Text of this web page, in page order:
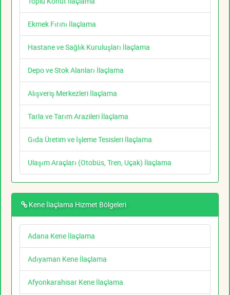
Ekmek Fırını İlaçlama
Hastane ve Sağlık Kuruluşları İlaçlama
Depo ve Stok Alanları İlaçlama
Alışveriş Merkezleri İlaçlama
Tarla ve Tarım Arazileri İlaçlama
Gıda Üretim ve İşleme Tesisleri İlaçlama
Ulaşım Araçları (Otobüs, Tren, Uçak) İlaçlama
Kene İlaçlama Hizmet Bölgeleri
Adana Kene İlaçlama
Adıyaman Kene İlaçlama
Afyonkarahisar Kene İlaçlama